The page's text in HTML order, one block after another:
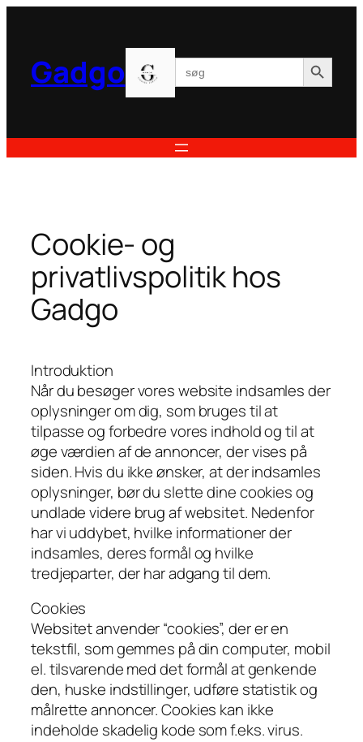
indholdGadgo Search
for:
Search Button
Cookie- og
privatlivspolitik hos
Gadgo
Introduktion
Når du besøger vores website indsamles der
oplysninger om dig, som bruges til at
tilpasse og forbedre vores indhold og til at
øge værdien af de annoncer, der vises på
siden. Hvis du ikke ønsker, at der indsamles
oplysninger, bør du slette dine cookies og
undlade videre brug af websitet. Nedenfor
har vi uddybet, hvilke informationer der
indsamles, deres formål og hvilke
tredjeparter, der har adgang til dem.
Cookies
Websitet anvender “cookies”, der er en
tekstfil, som gemmes på din computer, mobil
el. tilsvarende med det formål at genkende
den, huske indstillinger, udføre statistik og
målrette annoncer. Cookies kan ikke
indeholde skadelig kode som f.eks. virus.